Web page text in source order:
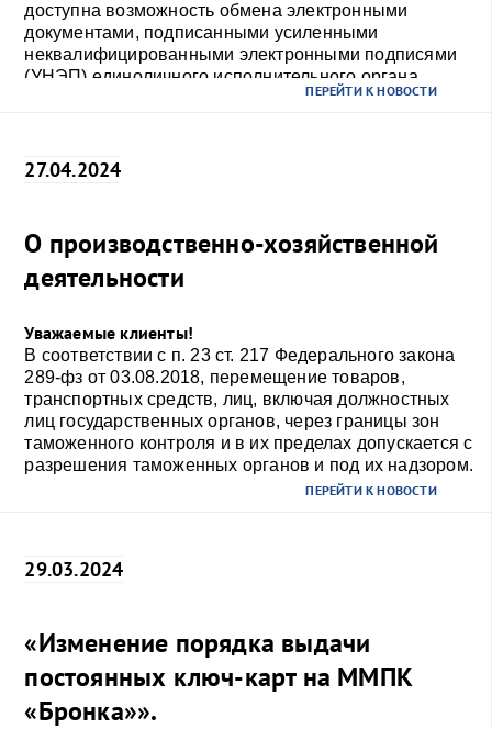
доступна возможность обмена электронными
документами, подписанными усиленными
неквалифицированными электронными подписями
(УНЭП) единоличного исполнительного органа
(генерального директора), выданнымиПЕРЕЙТИ К НОВОСТИ
27.04.2024
О производственно-хозяйственной
деятельности
Уважаемые клиенты!
В соответствии с п. 23 ст. 217 Федерального закона
289-фз от 03.08.2018, перемещение товаров,
транспортных средств, лиц, включая должностных
лиц государственных органов, через границы зон
таможенного контроля и в их пределах допускается с
разрешения таможенных органов и под их надзором.
ПЕРЕЙТИ К НОВОСТИ
29.03.2024
«Изменение порядка выдачи
постоянных ключ-карт на ММПК
«Бронка»».